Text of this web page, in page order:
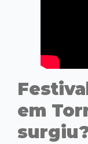
em